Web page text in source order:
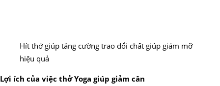
Hít thở giúp tăng cường trao đổi chất giúp giảm mỡ
hiệu quả
Lợi ích của việc thở Yoga giúp giảm cân